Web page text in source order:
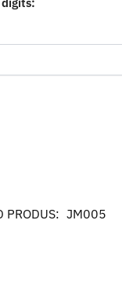
PRODUS: JM005